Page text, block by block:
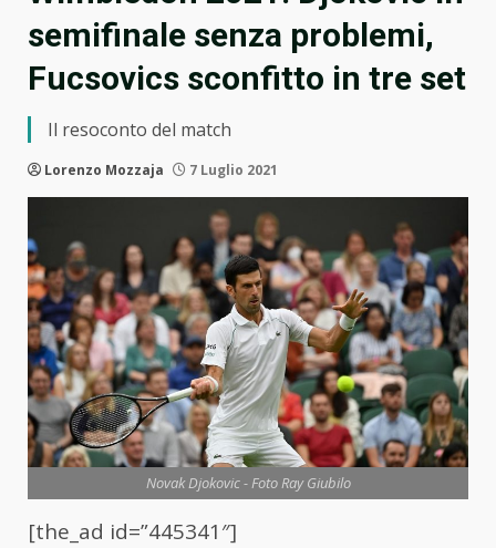
semifinale senza problemi,
Fucsovics sconfitto in tre set
Il resoconto del match
Lorenzo Mozzaja 7 Luglio 2021
Novak Djokovic - Foto Ray Giubilo
[the_ad id=”445341″]